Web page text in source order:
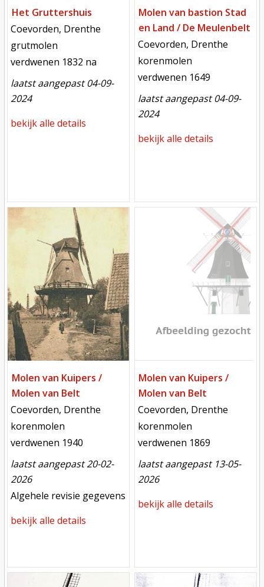
Het Gruttershuis
locatie
Coevorden, Drenthe
functie
grutmolen
verdwenen
verdwenen 1832 na
laatst aangepast 04-09-
2024
bekijk alle details
Molen van bastion Stad
en Land / De Meulenbelt
locatie
Coevorden, Drenthe
functie
korenmolen
verdwenen
verdwenen 1649
laatst aangepast 04-09-
2024
bekijk alle details
Molen van Kuipers /
Molen van Belt
locatie
Coevorden, Drenthe
functie
korenmolen
verdwenen
verdwenen 1940
laatst aangepast 20-02-
2026
meest recente aanpassing
Algehele revisie gegevens
bekijk alle details
Molen van Kuipers /
Molen van Belt
locatie
Coevorden, Drenthe
functie
korenmolen
verdwenen
verdwenen 1869
laatst aangepast 13-05-
2026
bekijk alle details
Mill